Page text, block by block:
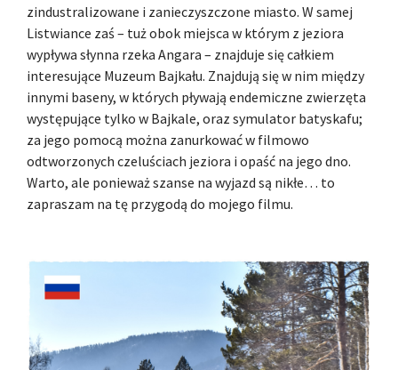
zindustralizowane i zanieczyszczone miasto. W samej
Listwiance zaś – tuż obok miejsca w którym z jeziora
wypływa słynna rzeka Angara – znajduje się całkiem
interesujące Muzeum Bajkału. Znajdują się w nim między
innymi baseny, w których pływają endemiczne zwierzęta
występujące tylko w Bajkale, oraz symulator batyskafu;
za jego pomocą można zanurkować w filmowo
odtworzonych czeluściach jeziora i opaść na jego dno.
Warto, ale ponieważ szanse na wyjazd są nikłe… to
zapraszam na tę przygodą do mojego filmu.